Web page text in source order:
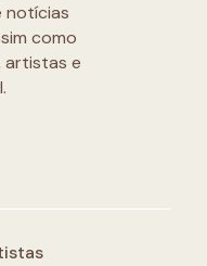
notícias
como
artistas e